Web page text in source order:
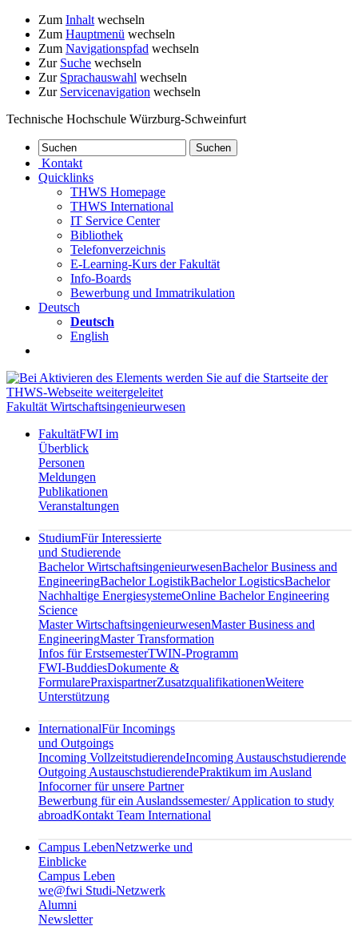
Zum Inhalt wechseln
Zum Hauptmenü wechseln
Zum Navigationspfad wechseln
Zur Suche wechseln
Zur Sprachauswahl wechseln
Zur Servicenavigation wechseln
Technische Hochschule Würzburg-Schweinfurt
Kontakt
Quicklinks
THWS Homepage
THWS International
IT Service Center
Bibliothek
Telefonverzeichnis
E-Learning-Kurs der Fakultät
Info-Boards
Bewerbung und Immatrikulation
Deutsch
Deutsch
English
Fakultät Wirtschaftsingenieurwesen
FakultätFWI im
Überblick
Personen
Meldungen
Publikationen
Veranstaltungen
StudiumFür Interessierte
und Studierende
Bachelor WirtschaftsingenieurwesenBachelor Business and
EngineeringBachelor LogistikBachelor LogisticsBachelor
Nachhaltige EnergiesystemeOnline Bachelor Engineering
Science
Master WirtschaftsingenieurwesenMaster Business and
EngineeringMaster Transformation
Infos für ErstsemesterTWIN-Programm
FWI-BuddiesDokumente &
FormularePraxispartnerZusatzqualifikationenWeitere
Unterstützung
InternationalFür Incomings
und Outgoings
Incoming VollzeitstudierendeIncoming Austauschstudierende
Outgoing AustauschstudierendePraktikum im Ausland
Infocorner für unsere Partner
Bewerbung für ein Auslandssemester/ Application to study
abroadKontakt Team International
Campus LebenNetzwerke und
Einblicke
Campus Leben
we@fwi Studi-Netzwerk
Alumni
Newsletter